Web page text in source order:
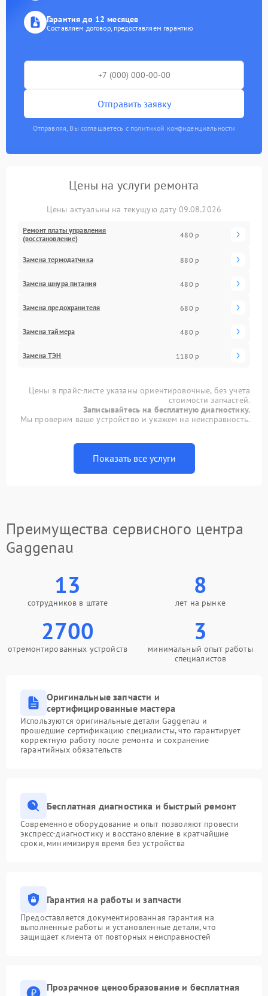
Гарантия до 12 месяцев
Составляем договор, предоставляем гарантию
Отправить заявку
Отправляя, Вы соглашаетесь с политикой конфиденциальности
Цены на услуги ремонта
Цены актуальны на текущую дату 09.08.2026
Ремонт платы управления
(восстановление)
480 р
Замена термодатчика 880 р
Замена шнура питания 480 р
Замена предохранителя 680 р
Замена таймера 480 р
Замена ТЭН 1180 р
Цены в прайс-листе указаны ориентировочные, без учета
стоимости запчастей.
Записывайтесь на бесплатную диагностику.
Мы проверим ваше устройство и укажем на неисправность.
Показать все услуги
Преимущества сервисного центра
Gaggenau
13
сотрудников в штате
8
лет на рынке
2700
отремонтированных устройств
3
минимальный опыт работы
специалистов
Оригинальные запчасти и
сертифицированные мастера
Используются оригинальные детали Gaggenau и
прошедшие сертификацию специалисты, что гарантирует
корректную работу после ремонта и сохранение
гарантийных обязательств
Бесплатная диагностика и быстрый ремонт
Современное оборудование и опыт позволяют провести
экспресс-диагностику и восстановление в кратчайшие
сроки, минимизируя время без устройства
Гарантия на работы и запчасти
Предоставляется документированная гарантия на
выполненные работы и установленные детали, что
защищает клиента от повторных неисправностей
Прозрачное ценообразование и бесплатная